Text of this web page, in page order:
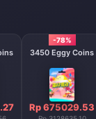
-78%
3450 Eggy Coins
Rp 675029.53